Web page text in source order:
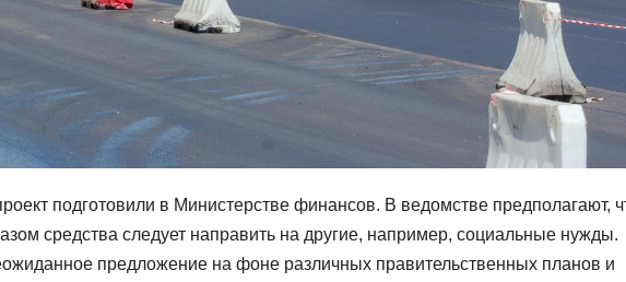
подготовили в Министерстве финансов. В ведомстве предполагают,
средства следует направить на другие, например, социальные нужды.
предложение на фоне различных правительственных планов и